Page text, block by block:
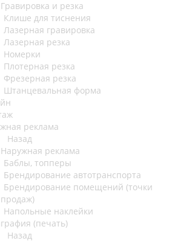
Гравировка и резка
Клише для тиснения
Лазерная гравировка
Лазерная резка
Номерки
Плотерная резка
Фрезерная резка
Штанцевальная форма
реклама
Назад
Наружная реклама
Баблы, топперы
Брендирование автотранспорта
Брендирование помещений (точки
продаж)
Напольные наклейки
(печать)
Назад